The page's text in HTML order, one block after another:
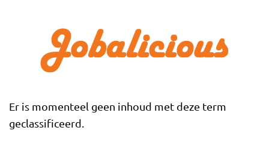
Er is momenteel geen inhoud met deze term
geclassificeerd.